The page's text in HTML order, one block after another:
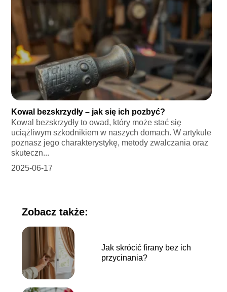
Kowal bezskrzydły – jak się ich pozbyć?
Kowal bezskrzydły to owad, który może stać się
uciążliwym szkodnikiem w naszych domach. W artykule
poznasz jego charakterystykę, metody zwalczania oraz
skuteczn...
2025-06-17
Zobacz także:
Jak skrócić firany bez ich
przycinania?